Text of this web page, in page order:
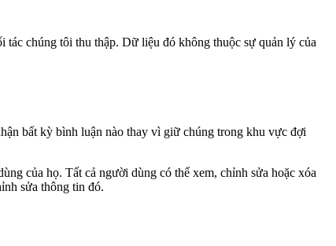
tác chúng tôi thu thập. Dữ liệu đó không thuộc sự quản lý của
bất kỳ bình luận nào thay vì giữ chúng trong khu vực đợi
của họ. Tất cả người dùng có thể xem, chỉnh sửa hoặc xóa
sửa thông tin đó.